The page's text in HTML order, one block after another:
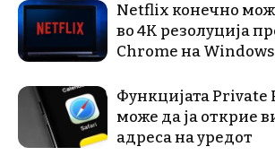
Netflix конечно
во 4K резолуција
Chrome на Windows
Функцијата Private
може да ја открие
адреса на уредот